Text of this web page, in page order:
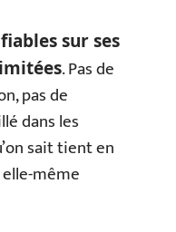
sur ses
. Pas de
pas de
dans les
sait tient en
elle-même